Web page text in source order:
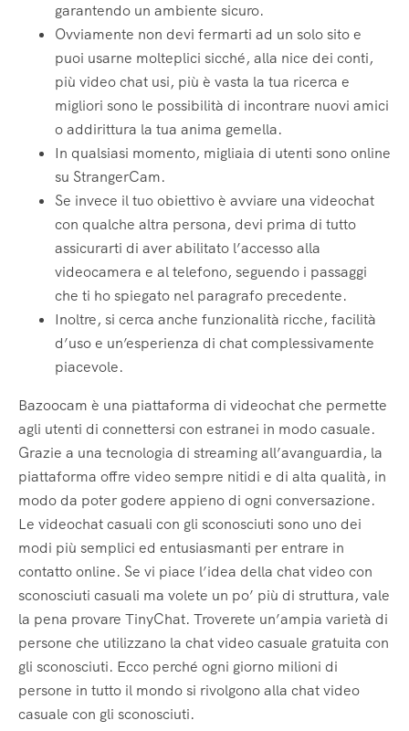
garantendo un ambiente sicuro.
Ovviamente non devi fermarti ad un solo sito e
puoi usarne molteplici sicché, alla nice dei conti,
più video chat usi, più è vasta la tua ricerca e
migliori sono le possibilità di incontrare nuovi amici
o addirittura la tua anima gemella.
In qualsiasi momento, migliaia di utenti sono online
su StrangerCam.
Se invece il tuo obiettivo è avviare una videochat
con qualche altra persona, devi prima di tutto
assicurarti di aver abilitato l’accesso alla
videocamera e al telefono, seguendo i passaggi
che ti ho spiegato nel paragrafo precedente.
Inoltre, si cerca anche funzionalità ricche, facilità
d’uso e un’esperienza di chat complessivamente
piacevole.
Bazoocam è una piattaforma di videochat che permette
agli utenti di connettersi con estranei in modo casuale.
Grazie a una tecnologia di streaming all’avanguardia, la
piattaforma offre video sempre nitidi e di alta qualità, in
modo da poter godere appieno di ogni conversazione.
Le videochat casuali con gli sconosciuti sono uno dei
modi più semplici ed entusiasmanti per entrare in
contatto online. Se vi piace l’idea della chat video con
sconosciuti casuali ma volete un po’ più di struttura, vale
la pena provare TinyChat. Troverete un’ampia varietà di
persone che utilizzano la chat video casuale gratuita con
gli sconosciuti. Ecco perché ogni giorno milioni di
persone in tutto il mondo si rivolgono alla chat video
casuale con gli sconosciuti.